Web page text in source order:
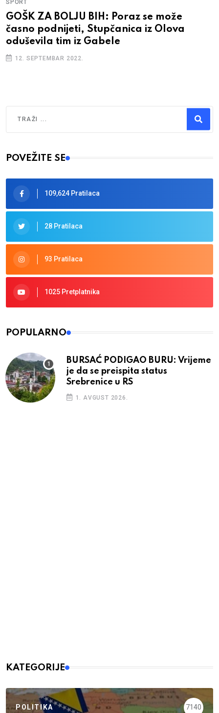
SPORT
GOŠK ZA BOLJU BIH: Poraz se može
časno podnijeti, Stupčanica iz Olova
oduševila tim iz Gabele
12. SEPTEMBAR 2022.
Type 2 or more characters for results.
POVEŽITE SE
109,624 Pratilaca
28 Pratilaca
93 Pratilaca
1025 Pretplatnika
POPULARNO
BURSAĆ PODIGAO BURU: Vrijeme
je da se preispita status
Srebrenice u RS
1. AVGUST 2026.
KATEGORIJE
POLITIKA 7140